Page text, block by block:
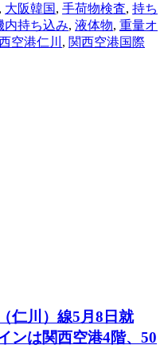
, 大阪韓国, 手荷物検査, 持ち
内持ち込み, 液体物, 重量オ
空港仁川 , 関西空港国際
仁川）線5月8日就
ンは関西空港4階、50